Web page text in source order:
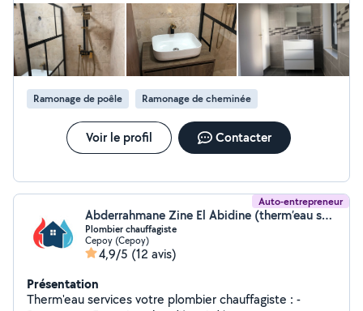
Ramonage de poêle Ramonage de cheminée
Voir le profil Contacter
Auto-entrepreneur
Abderrahmane Zine El Abidine (therm’eau services)
Plombier chauffagiste
Cepoy (Cepoy)
4,9/5 (12 avis)
Présentation
Therm'eau services votre plombier chauffagiste : -